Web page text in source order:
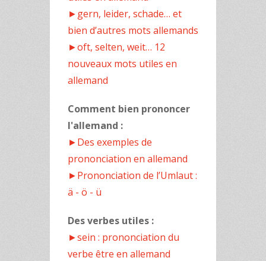
►gern, leider, schade… et
bien d’autres mots allemands
►oft, selten, weit… 12
nouveaux mots utiles en
allemand
Comment bien prononcer
l'allemand :
►Des exemples de
prononciation en allemand
►Prononciation de l’Umlaut :
ä - ö - ü
Des verbes utiles :
►sein : prononciation du
verbe être en allemand